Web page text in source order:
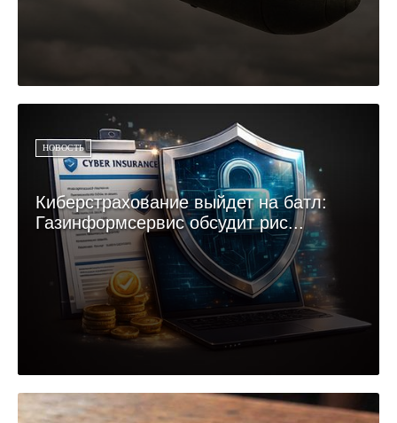
НОВОСТЬ
Киберстрахование выйдет на батл:
Газинформсервис обсудит рис...